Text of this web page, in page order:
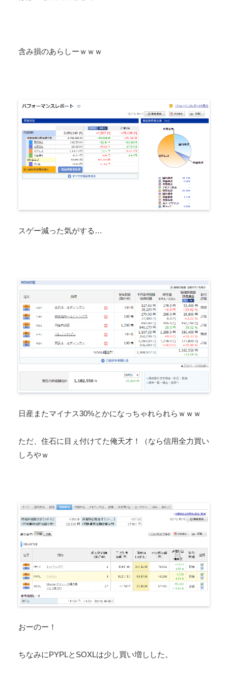
含み損のあらしーｗｗｗ
スゲー減った気がする…
日産またマイナス30%とかになっちゃれられらｗｗｗ
ただ、住石に目ぇ付けてた俺天才！（なら信用全力買い
しろやｗ
おーのー！
ちなみにPYPLとSOXLは少し買い増しした。